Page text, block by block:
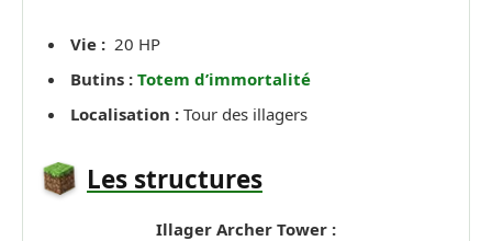
Vie : 20 HP
Butins : Totem d’immortalité
Localisation : Tour des illagers
Les structures
Illager Archer Tower :